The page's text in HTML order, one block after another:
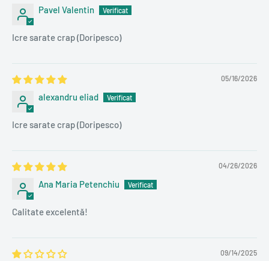
Pavel Valentin
Icre sarate crap (Doripesco)
05/16/2026
alexandru eliad
Icre sarate crap (Doripesco)
04/26/2026
Ana Maria Petenchiu
Calitate excelentă!
09/14/2025